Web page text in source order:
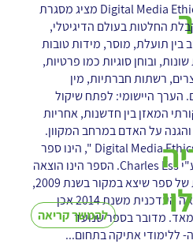
הספר Digital Media Ethics מציג מסגרת
החלטות בעולם הדיגיטלי,
בין תועלת, מוסר, מידות טובות
שונות, ובוחן סוגיות כמו פרטיות,
רשתות חברתיות, מין
הערך היישומי: לפתח שיקול
המאזן בין חדשנות, אחריות
על האדם במרחב המקוון.
הספר "Digital Media Ethics ", הינו ספר
שנכתב ע"י Charles Ess. הספר הינו הוצאה
מחודשת של ספר שיצא במקור בשנת 2009,
אך ההוצאה העדכנית משנת 2014 אכן
מדובר בספר שנועד
ללימודי אתיקה בתחום...
לוי
להמשך קריאה